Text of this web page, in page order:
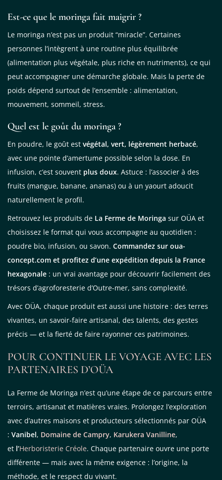
Est-ce que le moringa fait maigrir ?
Le moringa n’est pas un produit “miracle”. Certaines
personnes l’intègrent à une routine plus équilibrée
(alimentation plus végétale, plus riche en nutriments), ce qui
peut accompagner une démarche globale. Mais la perte de
poids dépend surtout de l’ensemble : alimentation,
mouvement, sommeil, stress.
Quel est le goût du moringa ?
En poudre, le goût est végétal, vert, légèrement herbacé,
avec une pointe d’amertume possible selon la dose. En
infusion, c’est souvent plus doux. Astuce : l’associer à des
fruits (mangue, banane, ananas) ou à un yaourt adoucit
naturellement le profil.
Retrouvez les produits de La Ferme de Moringa sur OÜA et
choisissez le format qui vous accompagne au quotidien :
poudre bio, infusion, ou savon. Commandez sur oua-
concept.com et profitez d’une expédition depuis la France
hexagonale : un vrai avantage pour découvrir facilement des
trésors d’agroforesterie d’Outre-mer, sans complexité.
Avec OÜA, chaque produit est aussi une histoire : des terres
vivantes, un savoir-faire artisanal, des talents, des gestes
précis — et la fierté de faire rayonner ces patrimoines.
POUR CONTINUER LE VOYAGE AVEC LES
PARTENAIRES D’OÜA
La Ferme de Moringa n’est qu’une étape de ce parcours entre
terroirs, artisanat et matières vraies. Prolongez l’exploration
avec d’autres maisons et producteurs sélectionnés par OÜA
: Vanibel, Domaine de Campry, Karukera Vanilline,
et l’Herboristerie Créole. Chaque partenaire ouvre une porte
différente — mais avec la même exigence : l’origine, la
méthode, et le respect du vivant.